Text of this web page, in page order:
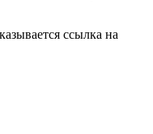
ссылка на